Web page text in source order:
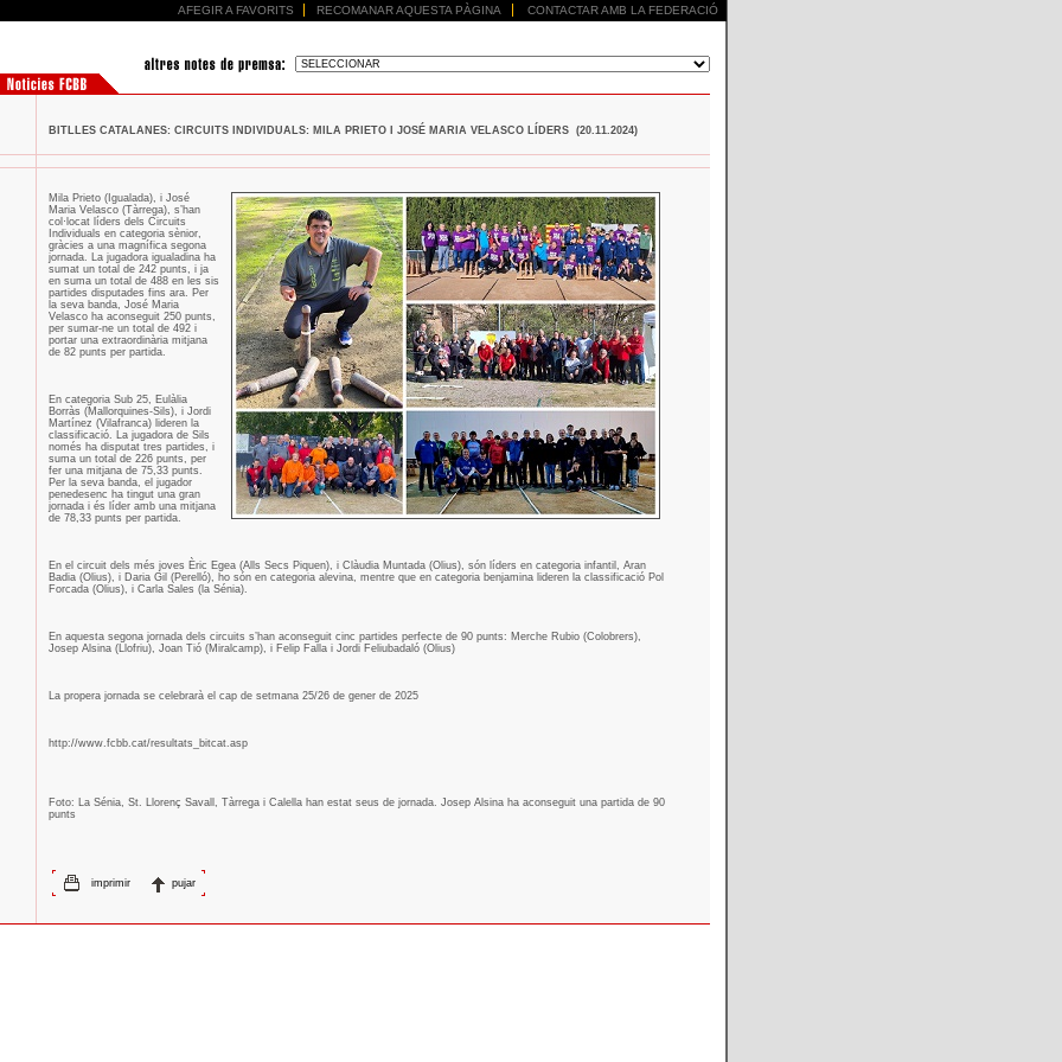
AFEGIR A FAVORITS RECOMANAR AQUESTA PÀGINA CONTACTAR AMB LA FEDERACIÓ
BITLLES CATALANES: CIRCUITS INDIVIDUALS: MILA PRIETO I JOSÉ MARIA VELASCO LÍDERS (20.11.2024)
Mila Prieto (Igualada), i José
Maria Velasco (Tàrrega), s’han
col·locat líders dels Circuits
Individuals en categoria sènior,
gràcies a una magnífica segona
jornada. La jugadora igualadina ha
sumat un total de 242 punts, i ja
en suma un total de 488 en les sis
partides disputades fins ara. Per
la seva banda, José Maria
Velasco ha aconseguit 250 punts,
per sumar-ne un total de 492 i
portar una extraordinària mitjana
de 82 punts per partida.
En categoria Sub 25, Eulàlia
Borràs (Mallorquines-Sils), i Jordi
Martínez (Vilafranca) lideren la
classificació. La jugadora de Sils
només ha disputat tres partides, i
suma un total de 226 punts, per
fer una mitjana de 75,33 punts.
Per la seva banda, el jugador
penedesenc ha tingut una gran
jornada i és líder amb una mitjana
de 78,33 punts per partida.
En el circuit dels més joves Èric Egea (Alls Secs Piquen), i Clàudia Muntada (Olius), són líders en categoria infantil, Aran
Badia (Olius), i Daria Gil (Perelló), ho són en categoria alevina, mentre que en categoria benjamina lideren la classificació Pol
Forcada (Olius), i Carla Sales (la Sénia).
En aquesta segona jornada dels circuits s’han aconseguit cinc partides perfecte de 90 punts: Merche Rubio (Colobrers),
Josep Alsina (Llofriu), Joan Tió (Miralcamp), i Felip Falla i Jordi Feliubadaló (Olius)
La propera jornada se celebrarà el cap de setmana 25/26 de gener de 2025
http://www.fcbb.cat/resultats_bitcat.asp
Foto: La Sénia, St. Llorenç Savall, Tàrrega i Calella han estat seus de jornada. Josep Alsina ha aconseguit una partida de 90
punts
imprimir pujar